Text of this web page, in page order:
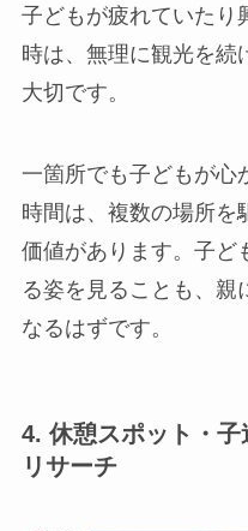
子どもが疲れていたり
時は、無理に観光を続
大切です。
一箇所でも子どもが心
時間は、複数の場所を
価値があります。子ど
る姿を見ることも、親
なるはずです。
4. 休憩スポット・
リサーチ